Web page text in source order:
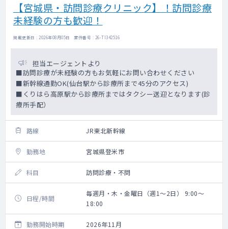
【宮城県・訪問診療クリニック】！訪問診療
未経験の方も歓迎！
掲載更新日 : 2026年08月05日 案件番号 : 26-TI342516
担当エージェントより
■訪問診療が未経験の方もお気軽にお問い合わせください
■新幹線通勤OK(仙台駅から診療所まで45分のアクセス)
■くりはら高原駅から診療所まではタクシー送迎となります(診
療所手配）
路線 JR東北新幹線
勤務地 宮城県登米市
科目 訪問診療・不問
日程/時間
毎週月・木・金曜日（週1～2日） 9:00～
18:00
勤務開始時期 2026年11月